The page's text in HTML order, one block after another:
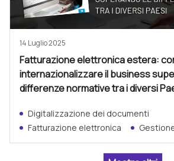
14 Luglio 2025
Fatturazione elettronica estera:
internazionalizzare il business
differenze normative tra i diversi
Digitalizzazione dei documenti
Fatturazione elettronica